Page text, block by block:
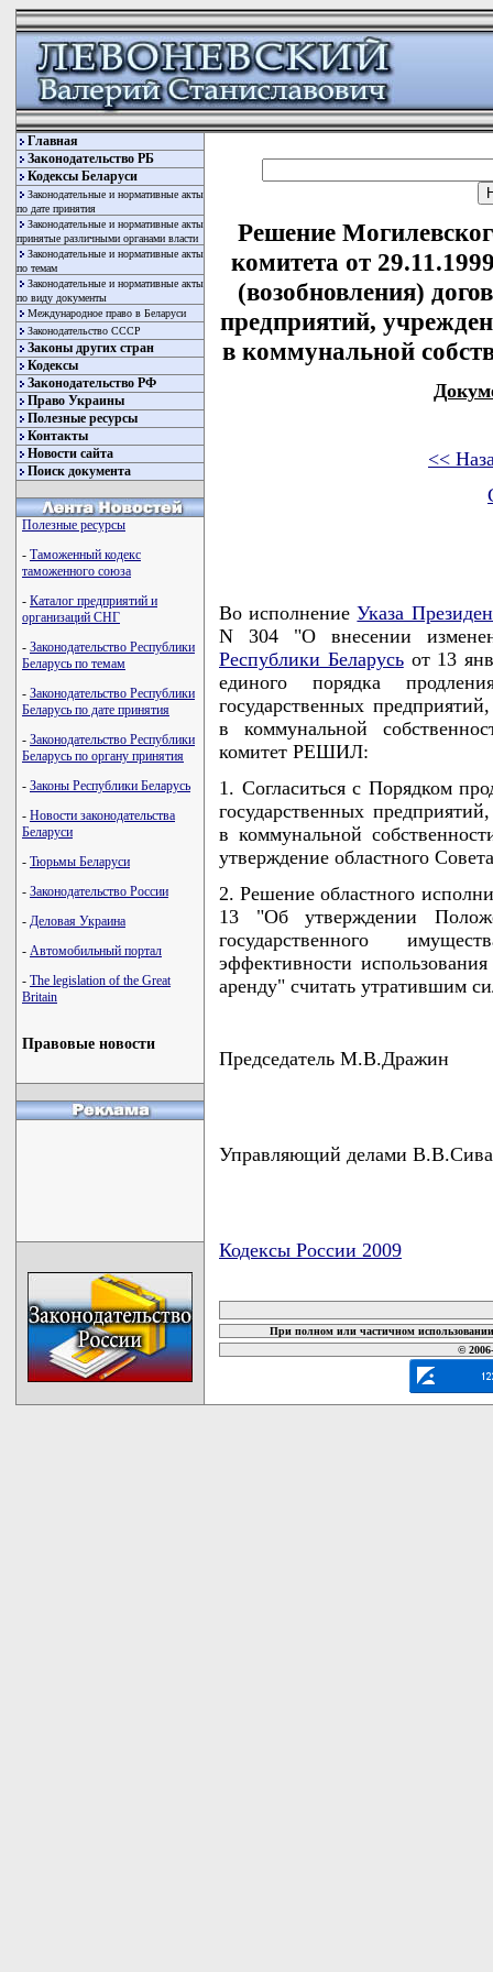
Главная
Законодательство РБ
Кодексы Беларуси
Законодательные и нормативные акты
по дате принятия
Законодательные и нормативные акты
принятые различными органами власти
Законодательные и нормативные акты
по темам
Законодательные и нормативные акты
по виду документы
Международное право в Беларуси
Законодательство СССР
Законы других стран
Кодексы
Законодательство РФ
Право Украины
Полезные ресурсы
Контакты
Новости сайта
Поиск документа
Полезные ресурсы
- Таможенный кодекс
таможенного союза
- Каталог предприятий и
организаций СНГ
- Законодательство Республики
Беларусь по темам
- Законодательство Республики
Беларусь по дате принятия
- Законодательство Республики
Беларусь по органу принятия
- Законы Республики Беларусь
- Новости законодательства
Беларуси
- Тюрьмы Беларуси
- Законодательство России
- Деловая Украина
- Автомобильный портал
- The legislation of the Great
Britain
Правовые новости
Решение
комитета от
(возобновления)
предприятий,
в коммунальной
<<
Во исполнениеУказа
N 304 "О внесении
Республики Беларусьот 13
единого порядка
государственных
в коммунальной
комитет РЕШИЛ:
1. Согласиться с Порядком
государственных
в коммунальной
утверждение областного
2. Решение областного
13 "Об утверждении
государственного
эффективности
аренду" считать утратившим
Председатель М.В.Дражин
Управляющий делами
Кодексы России 2009
При полном или частичном
©